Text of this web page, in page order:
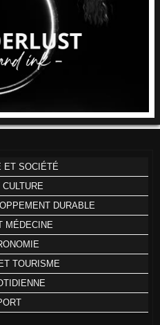
ET SOCIÉTÉ
DURABLE
MÉDECINE
TOURISME